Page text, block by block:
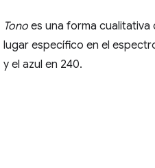
Tono es una forma cualitativa
lugar específico en el
y el azul en 240.